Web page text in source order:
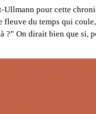
Ullmann pour cette
fleuve du temps qui
?” On dirait bien que si,